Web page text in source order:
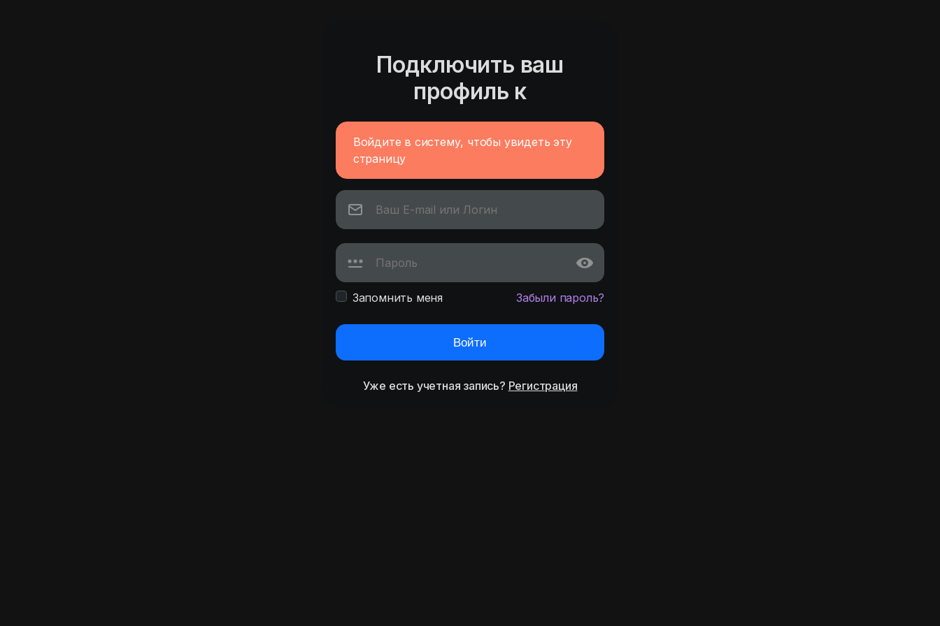
Подключить ваш
профиль к
Войдите в систему, чтобы увидеть эту
страницу
Запомнить меня Забыли пароль?
Войти
Уже есть учетная запись? Регистрация